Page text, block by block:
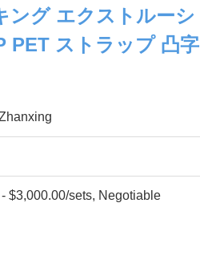
ング エクストルーシ
PET ストラップ 凸字
$3,000.00/sets, Negotiable